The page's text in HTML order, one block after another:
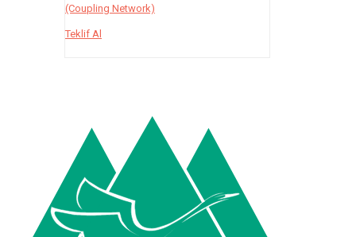
(Coupling Network)
Teklif Al